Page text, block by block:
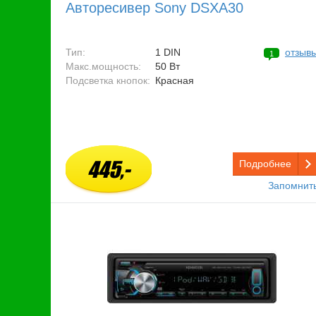
Авторесивер Sony DSXA30
Тип:
1 DIN
Макс.мощность:
50 Вт
Подсветка кнопок: Красная
1
445,-
Подробнее